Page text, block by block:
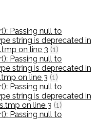
Passing null to
string is deprecated in
on line 3 (1)
Passing null to
string is deprecated in
on line 3 (1)
Passing null to
string is deprecated in
on line 3 (1)
Passing null to